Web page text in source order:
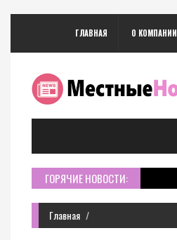
ГЛАВНАЯ О КОМПАНИИ
ГОРЯЧИЕ НОВОСТИ:
Главная